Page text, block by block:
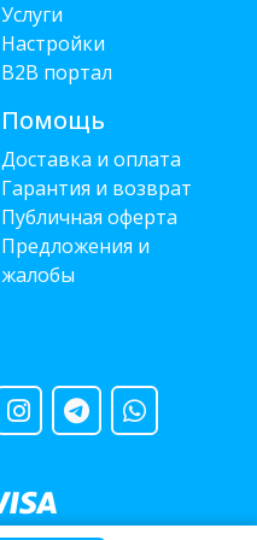
Услуги
Настройки
B2B портал
Помощь
Доставка и оплата
Гарантия и возврат
Публичная оферта
Предложения и
жалобы